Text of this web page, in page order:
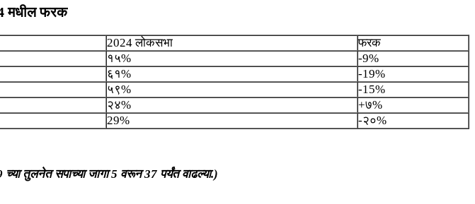
मधील फरक
2024 लोकसभा
फरक
१५%
-9%
६१%
-19%
५९%
-15%
२४%
+७%
29% -२०%
तुलनेत सपाच्या जागा 5 वरून 37 पर्यंत वाढल्या.)